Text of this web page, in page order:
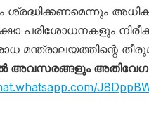
ശ്രദ്ധിക്കണമെന്നും
പരിശോധനകളും
മന്ത്രാലയത്തിന്റെ
അവസരങ്ങളും